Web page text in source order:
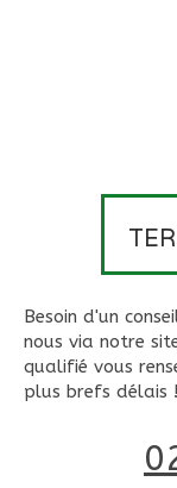
Besoin d'un
nous via notre
qualifié vous
plus brefs délais !